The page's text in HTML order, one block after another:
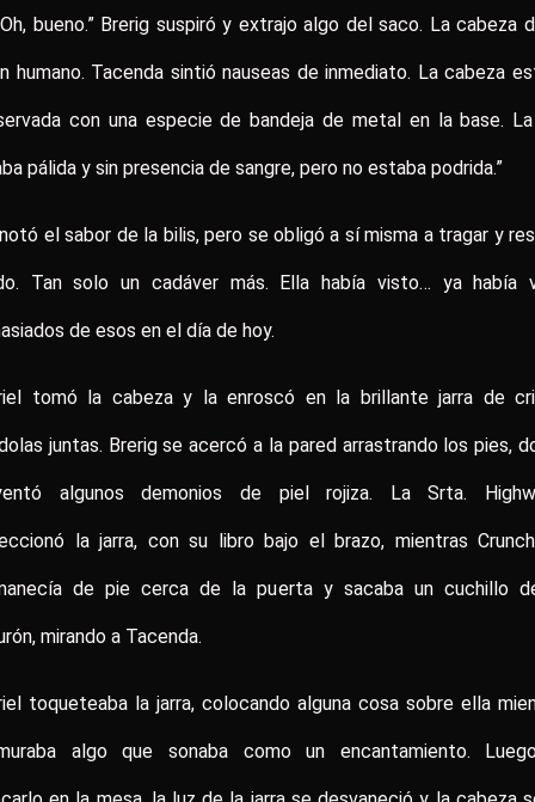
Oh, bueno.” Brerig suspiró y extrajo algo del saco. La cabeza
humano. Tacenda sintió nauseas de inmediato. La cabeza
con una especie de bandeja de metal en la base.
pálida y sin presencia de sangre, pero no estaba podrida.”
el sabor de la bilis, pero se obligó a sí misma a tragar y
Tan solo un cadáver más. Ella había visto… ya había
de esos en el día de hoy.
tomó la cabeza y la enroscó en la brillante jarra de
juntas. Brerig se acercó a la pared arrastrando los pies,
algunos demonios de piel rojiza. La Srta.
la jarra, con su libro bajo el brazo, mientras
de pie cerca de la puerta y sacaba un cuchillo
mirando a Tacenda.
toqueteaba la jarra, colocando alguna cosa sobre ella
algo que sonaba como un encantamiento.